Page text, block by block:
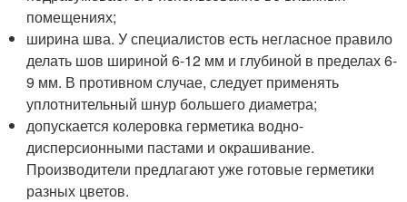
помещениях;
ширина шва. У специалистов есть негласное правило
делать шов шириной 6-12 мм и глубиной в пределах 6-
9 мм. В противном случае, следует применять
уплотнительный шнур большего диаметра;
допускается колеровка герметика водно-
дисперсионными пастами и окрашивание.
Производители предлагают уже готовые герметики
разных цветов.